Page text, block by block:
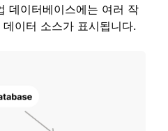
데이터베이스에는 여러 작
이터 소스가 표시됩니다.